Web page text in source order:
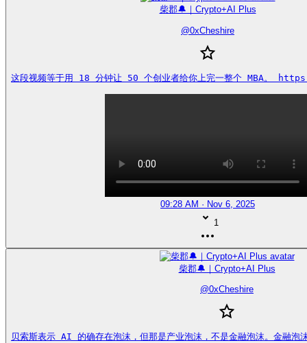
柴郡🔔｜Crypto+AI Plus
@0xCheshire
这段视频等于用 18 分钟让 50 个创业者给你上完一整个 MBA。
09:28 AM · Nov 6, 2025
1
柴郡🔔｜Crypto+AI Plus
@0xCheshire
贝索斯表示 AI 的确存在泡沫，但那是产业泡沫，不是金融泡沫。金融泡